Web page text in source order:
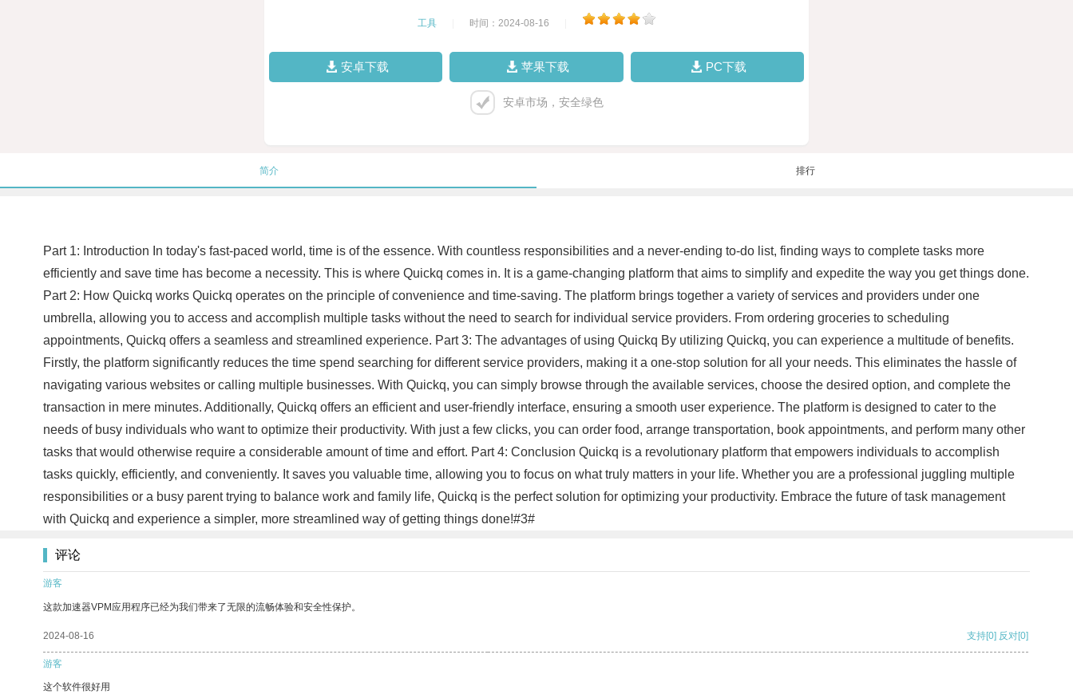
工具 时间：2024-08-16
安卓下载 苹果下载 PC下载
安卓市场，安全绿色
简介 排行
Part 1: Introduction In today's fast-paced world, time is of the essence. With countless responsibilities and a never-ending to-do list, finding ways to complete tasks more
efficiently and save time has become a necessity. This is where Quickq comes in. It is a game-changing platform that aims to simplify and expedite the way you get things done.
Part 2: How Quickq works Quickq operates on the principle of convenience and time-saving. The platform brings together a variety of services and providers under one
umbrella, allowing you to access and accomplish multiple tasks without the need to search for individual service providers. From ordering groceries to scheduling
appointments, Quickq offers a seamless and streamlined experience. Part 3: The advantages of using Quickq By utilizing Quickq, you can experience a multitude of benefits.
Firstly, the platform significantly reduces the time spend searching for different service providers, making it a one-stop solution for all your needs. This eliminates the hassle of
navigating various websites or calling multiple businesses. With Quickq, you can simply browse through the available services, choose the desired option, and complete the
transaction in mere minutes. Additionally, Quickq offers an efficient and user-friendly interface, ensuring a smooth user experience. The platform is designed to cater to the
needs of busy individuals who want to optimize their productivity. With just a few clicks, you can order food, arrange transportation, book appointments, and perform many other
tasks that would otherwise require a considerable amount of time and effort. Part 4: Conclusion Quickq is a revolutionary platform that empowers individuals to accomplish
tasks quickly, efficiently, and conveniently. It saves you valuable time, allowing you to focus on what truly matters in your life. Whether you are a professional juggling multiple
responsibilities or a busy parent trying to balance work and family life, Quickq is the perfect solution for optimizing your productivity. Embrace the future of task management
with Quickq and experience a simpler, more streamlined way of getting things done!#3#
评论
游客
这款加速器VPM应用程序已经为我们带来了无限的流畅体验和安全性保护。
2024-08-16 支持[0] 反对[0]
游客
这个软件很好用